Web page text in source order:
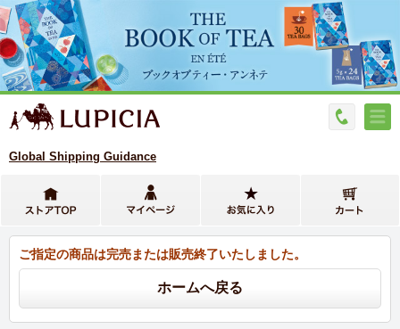
Global Shipping Guidance
ご指定の商品は完売または販売終了いたしました。